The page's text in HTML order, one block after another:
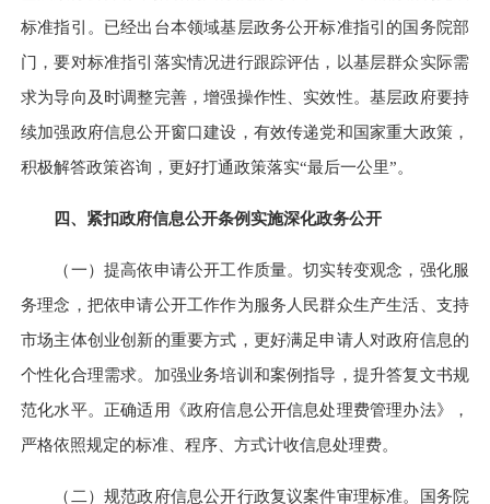
标准指引。已经出台本领域基层政务公开标准指引的国务院部
门，要对标准指引落实情况进行跟踪评估，以基层群众实际需
求为导向及时调整完善，增强操作性、实效性。基层政府要持
续加强政府信息公开窗口建设，有效传递党和国家重大政策，
积极解答政策咨询，更好打通政策落实“最后一公里”。
四、紧扣政府信息公开条例实施深化政务公开
（一）提高依申请公开工作质量。切实转变观念，强化服
务理念，把依申请公开工作作为服务人民群众生产生活、支持
市场主体创业创新的重要方式，更好满足申请人对政府信息的
个性化合理需求。加强业务培训和案例指导，提升答复文书规
范化水平。正确适用《政府信息公开信息处理费管理办法》，
严格依照规定的标准、程序、方式计收信息处理费。
（二）规范政府信息公开行政复议案件审理标准。 国务院